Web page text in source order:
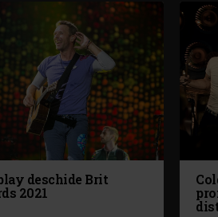
deschide Brit
2021